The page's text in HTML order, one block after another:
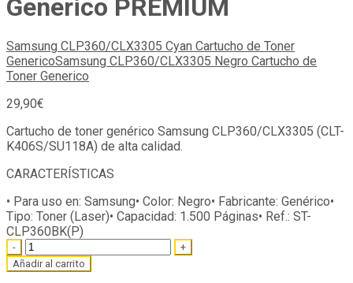
Generico PREMIUM
Samsung CLP360/CLX3305 Cyan Cartucho de Toner
GenericoSamsung CLP360/CLX3305 Negro Cartucho de
Toner Generico
29,90€
Cartucho de toner genérico Samsung CLP360/CLX3305 (CLT-
K406S/SU118A) de alta calidad.
CARACTERÍSTICAS
• Para uso en: Samsung• Color: Negro• Fabricante: Genérico•
Tipo: Toner (Laser)• Capacidad: 1.500 Páginas• Ref.: ST-
CLP360BK(P)
Quantity
Añadir al carrito